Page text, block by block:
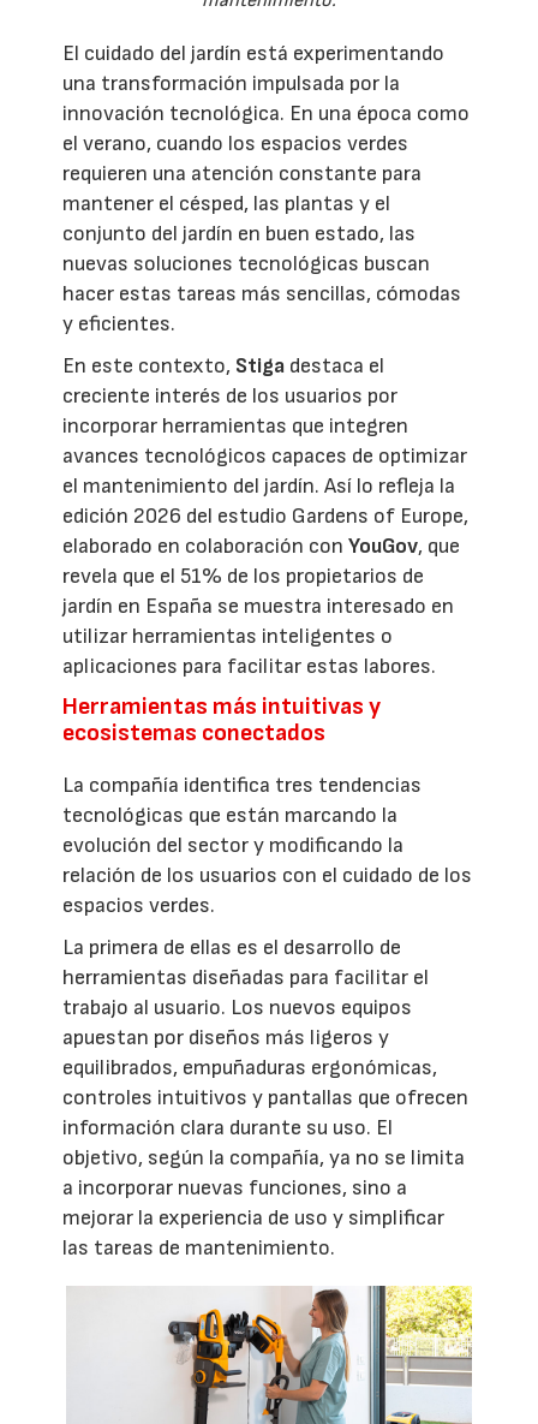
El cuidado del jardín está experimentando
una transformación impulsada por la
innovación tecnológica. En una época como
el verano, cuando los espacios verdes
requieren una atención constante para
mantener el césped, las plantas y el
conjunto del jardín en buen estado, las
nuevas soluciones tecnológicas buscan
hacer estas tareas más sencillas, cómodas
y eficientes.
En este contexto, Stiga destaca el
creciente interés de los usuarios por
incorporar herramientas que integren
avances tecnológicos capaces de optimizar
el mantenimiento del jardín. Así lo refleja la
edición 2026 del estudio Gardens of Europe,
elaborado en colaboración conYouGov, que
revela que el 51% de los propietarios de
jardín en España se muestra interesado en
utilizar herramientas inteligentes o
aplicaciones para facilitar estas labores.
Herramientas más intuitivas y
ecosistemas conectados
La compañía identifica tres tendencias
tecnológicas que están marcando la
evolución del sector y modificando la
relación de los usuarios con el cuidado de los
espacios verdes.
La primera de ellas es el desarrollo de
herramientas diseñadas para facilitar el
trabajo al usuario. Los nuevos equipos
apuestan por diseños más ligeros y
equilibrados, empuñaduras ergonómicas,
controles intuitivos y pantallas que ofrecen
información clara durante su uso. El
objetivo, según la compañía, ya no se limita
a incorporar nuevas funciones, sino a
mejorar la experiencia de uso y simplificar
las tareas de mantenimiento.